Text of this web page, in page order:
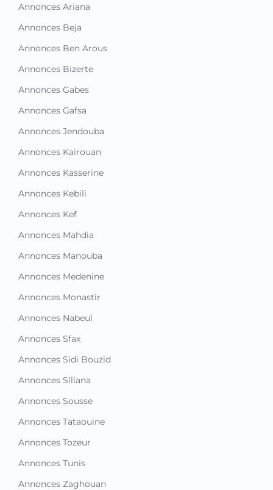
Annonces Ariana
Annonces Beja
Annonces Ben Arous
Annonces Bizerte
Annonces Gabes
Annonces Gafsa
Annonces Jendouba
Annonces Kairouan
Annonces Kasserine
Annonces Kebili
Annonces Kef
Annonces Mahdia
Annonces Manouba
Annonces Medenine
Annonces Monastir
Annonces Nabeul
Annonces Sfax
Annonces Sidi Bouzid
Annonces Siliana
Annonces Sousse
Annonces Tataouine
Annonces Tozeur
Annonces Tunis
Annonces Zaghouan